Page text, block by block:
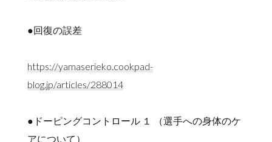
●回復の誤差
https://yamaserieko.cookpad-
blog.jp/articles/288014
●ドーピングコントロール １ （選手への身体のケ
アについて）